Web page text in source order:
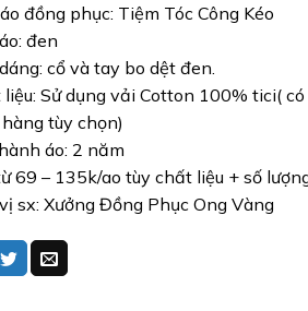
đồng phục: Tiệm Tóc Công Kéo
đen
cổ và tay bo dệt đen.
liệu: Sử dụng vải Cotton 100% tici(
tùy chọn)
áo: 2 năm
69 – 135k/ao tùy chất liệu + số
sx: Xưởng Đồng Phục Ong Vàng